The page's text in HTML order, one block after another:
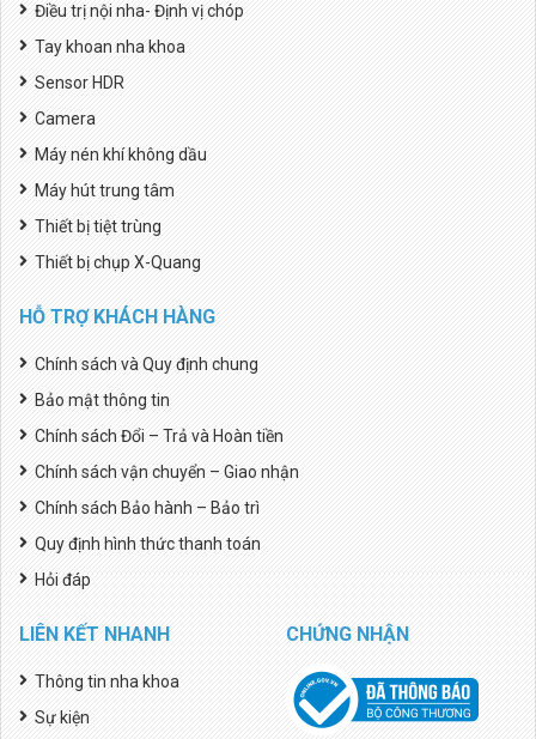
Điều trị nội nha- Định vị chóp
Tay khoan nha khoa
Sensor HDR
Camera
Máy nén khí không dầu
Máy hút trung tâm
Thiết bị tiệt trùng
Thiết bị chụp X-Quang
HỖ TRỢ KHÁCH HÀNG
Chính sách và Quy định chung
Bảo mật thông tin
Chính sách Đổi – Trả và Hoàn tiền
Chính sách vận chuyển – Giao nhận
Chính sách Bảo hành – Bảo trì
Quy định hình thức thanh toán
Hỏi đáp
LIÊN KẾT NHANH
Thông tin nha khoa
Sự kiện
CHỨNG NHẬN